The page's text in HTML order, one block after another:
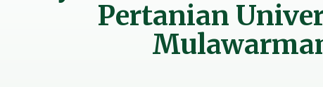
Pertanian